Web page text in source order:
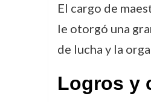
El cargo de
le otorgó una
de lucha y la
Logros y